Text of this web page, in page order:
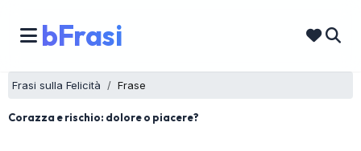
bFrasi
Frasi sulla Felicità Frase
Corazza e rischio: dolore o piacere?